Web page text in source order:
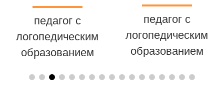
педагог с
логопедическим
образованием
педагог с
логопедическим
образованием